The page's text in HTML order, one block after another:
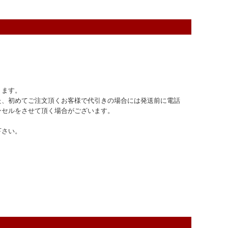
す。
初めてご注文頂くお客様で代引きの場合には発送前に電話
ルをさせて頂く場合がございます。
い。